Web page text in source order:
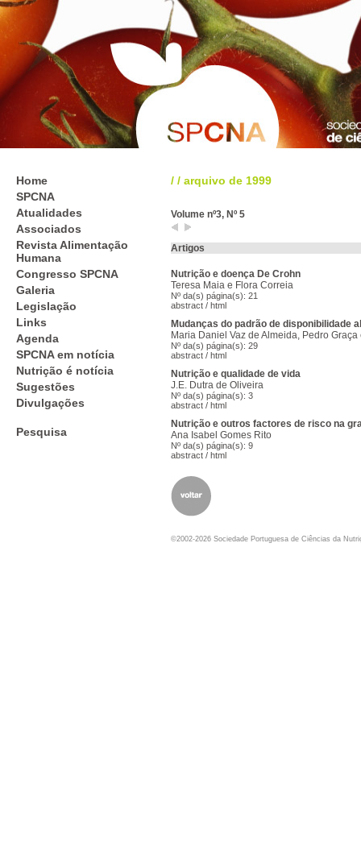
Home
SPCNA
Atualidades
Associados
Revista Alimentação
Humana
Congresso SPCNA
Galeria
Legislação
Links
Agenda
SPCNA em notícia
Nutrição é notícia
Sugestões
Divulgações
Pesquisa
/ / arquivo de 1999
Volume nº3, Nº 5
Artigos
Nutrição e doença De Crohn
Teresa Maia e Flora Correia
Nº da(s) página(s): 21
abstract / html
Mudanças do padrão de disponibilidade
Maria Daniel Vaz de Almeida, Pedro
Nº da(s) página(s): 29
abstract / html
Nutrição e qualidade de vida
J.E. Dutra de Oliveira
Nº da(s) página(s): 3
abstract / html
Nutrição e outros factores de risco na
Ana Isabel Gomes Rito
Nº da(s) página(s): 9
abstract / html
©2002-2026 Sociedade Portuguesa de Ciências da